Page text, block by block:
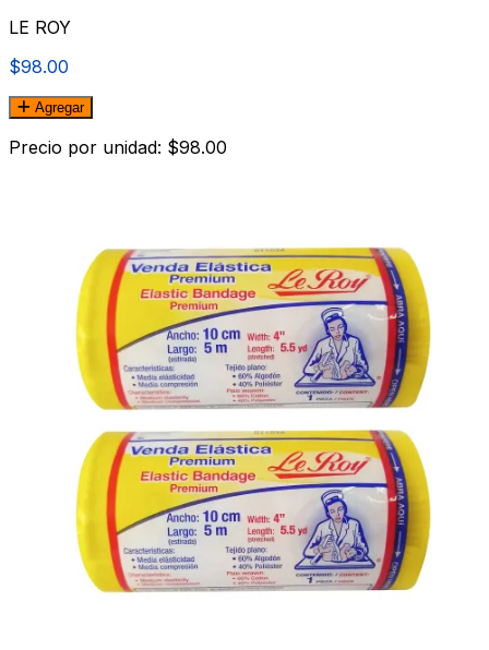
LE ROY
$98.00
Agregar
Precio por unidad: $98.00